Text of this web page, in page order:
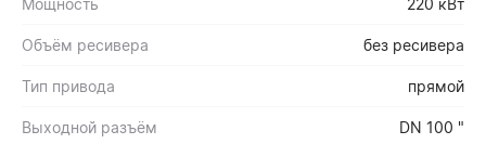
Объём ресивера без ресивера
Тип привода прямой
Выходной разъём DN 100 "